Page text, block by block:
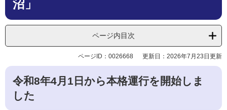
へ
沼」
ページ内目次
ページID：0026668 更新日：2026年7月23日更新
令和8年4月1日から本格運行を開始しま
した